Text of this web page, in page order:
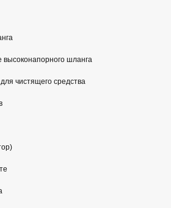
шланга
чистящего средства